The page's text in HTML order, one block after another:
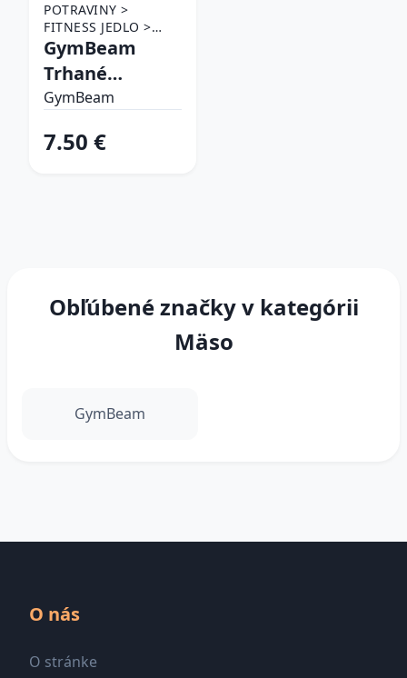
POTRAVINY >
FITNESS JEDLO >
MÄSO
GymBeam
Trhané
hovädzie -
GymBeam
7.50 €
Obľúbené značky v kategórii
Mäso
GymBeam
O nás
O stránke